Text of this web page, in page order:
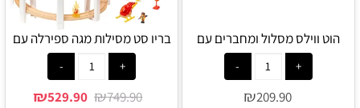
הוט ווילס מסלול ומחברים עם
Wheels
₪209.90
בריו סט מסילות מגה ספירלה עם
רכבת ומסוק 36114 - Brio
₪749.90
₪529.90